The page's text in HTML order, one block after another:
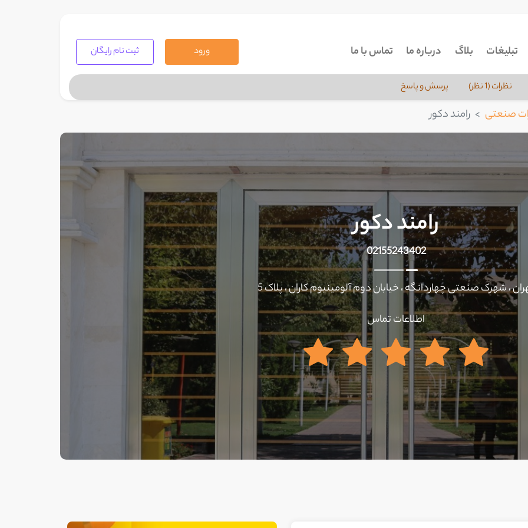
تبلیغات بلاگ درباره ما تماس با ما ورود ثبت نام رایگان
نظرات (1 نظر) پرسش و پاسخ
صنعتی رامند دکور
رامند دکور
02155243402
، شهرک صنعتی چهاردانگه ، خیابان دوم آلومینیوم کاران ، پلاک 5
اطلاعات تماس